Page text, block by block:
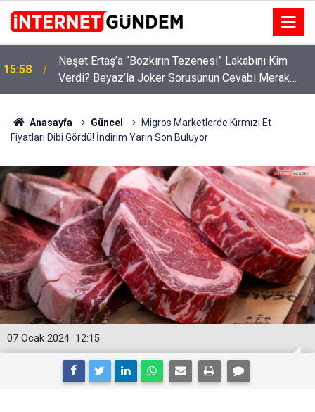
15:58
Neşet Ertaş’a “Bozkırın Tezenesi” Lakabını Kim
Verdi? Beyaz’la Joker Sorusunun Cevabı Merak
Edildi
Anasayfa Güncel
Migros Marketlerde Kırmızı Et
Fiyatları Dibi Gördü! İndirim Yarın Son Buluyor
12:15
07 Ocak 2024